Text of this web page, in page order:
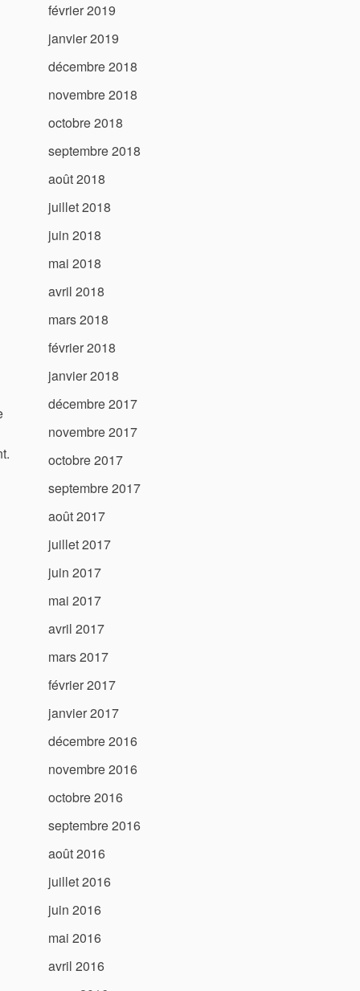
février 2019
janvier 2019
décembre 2018
novembre 2018
octobre 2018
septembre 2018
août 2018
juillet 2018
juin 2018
mai 2018
avril 2018
mars 2018
février 2018
janvier 2018
décembre 2017
novembre 2017
octobre 2017
septembre 2017
août 2017
juillet 2017
juin 2017
mai 2017
avril 2017
mars 2017
février 2017
janvier 2017
décembre 2016
novembre 2016
octobre 2016
septembre 2016
août 2016
juillet 2016
juin 2016
mai 2016
avril 2016